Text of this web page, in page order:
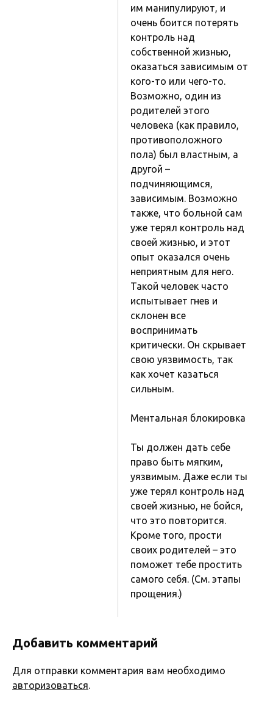
им манипулируют, и
очень боится потерять
контроль над
собственной жизнью,
оказаться зависимым от
кого-то или чего-то.
Возможно, один из
родителей этого
человека (как правило,
противоположного
пола) был властным, а
другой –
подчиняющимся,
зависимым. Возможно
также, что больной сам
уже терял контроль над
своей жизнью, и этот
опыт оказался очень
неприятным для него.
Такой человек часто
испытывает гнев и
склонен все
воспринимать
критически. Он скрывает
свою уязвимость, так
как хочет казаться
сильным.
Ментальная блокировка
Ты должен дать себе
право быть мягким,
уязвимым. Даже если ты
уже терял контроль над
своей жизнью, не бойся,
что это повторится.
Кроме того, прости
своих родителей – это
поможет тебе простить
самого себя. (См. этапы
прощения.)
Добавить комментарий
Для отправки комментария вам необходимо
авторизоваться.